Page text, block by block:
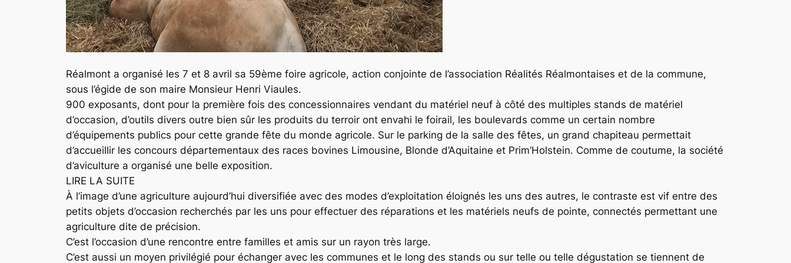
Réalmont a organisé les 7 et 8 avril sa 59ème foire agricole, action conjointe de l’association Réalités Réalmontaises et de la commune,
sous l’égide de son maire Monsieur Henri Viaules.
900 exposants, dont pour la première fois des concessionnaires vendant du matériel neuf à côté des multiples stands de matériel
d’occasion, d’outils divers outre bien sûr les produits du terroir ont envahi le foirail, les boulevards comme un certain nombre
d’équipements publics pour cette grande fête du monde agricole. Sur le parking de la salle des fêtes, un grand chapiteau permettait
d’accueillir les concours départementaux des races bovines Limousine, Blonde d’Aquitaine et Prim’Holstein. Comme de coutume, la société
d’aviculture a organisé une belle exposition.
LIRE LA SUITE
À l’image d’une agriculture aujourd’hui diversifiée avec des modes d’exploitation éloignés les uns des autres, le contraste est vif entre des
petits objets d’occasion recherchés par les uns pour effectuer des réparations et les matériels neufs de pointe, connectés permettant une
agriculture dite de précision.
C’est l’occasion d’une rencontre entre familles et amis sur un rayon très large.
C’est aussi un moyen privilégié pour échanger avec les communes et le long des stands ou sur telle ou telle dégustation se tiennent de